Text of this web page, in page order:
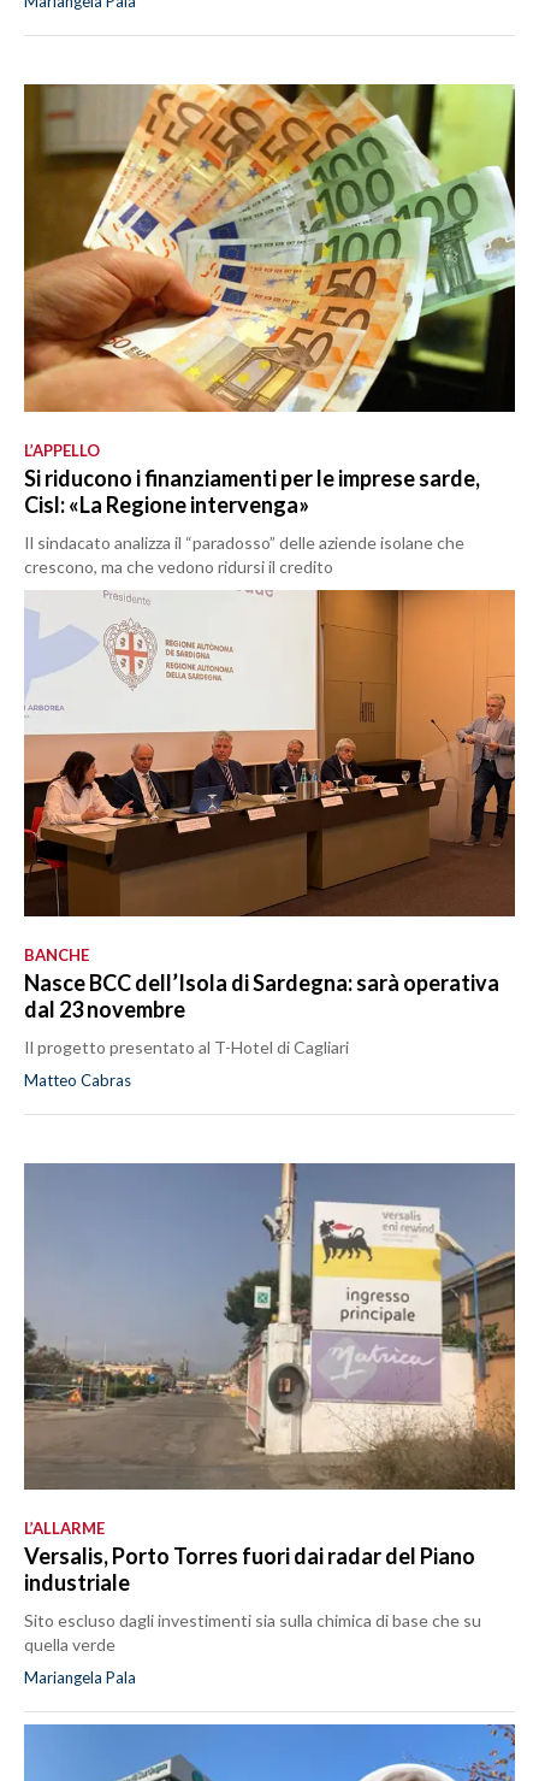
L’APPELLO
Si riducono i finanziamenti per le imprese sarde,
Cisl: «La Regione intervenga»
Il sindacato analizza il “paradosso” delle aziende isolane che
crescono, ma che vedono ridursi il credito
BANCHE
Nasce BCC dell’Isola di Sardegna: sarà operativa
dal 23 novembre
Il progetto presentato al T-Hotel di Cagliari
Matteo Cabras
L’ALLARME
Versalis, Porto Torres fuori dai radar del Piano
industriale
Sito escluso dagli investimenti sia sulla chimica di base che su
quella verde
Mariangela Pala